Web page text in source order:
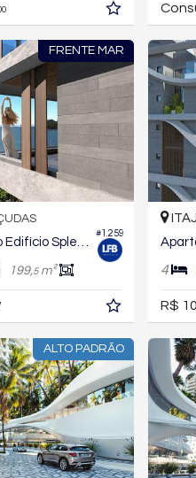
FRENTE MAR
#1.259
Apartamento no Edifício Splendido Blue Diamond
199,5m² 4
R$
ALTO PADRÃO